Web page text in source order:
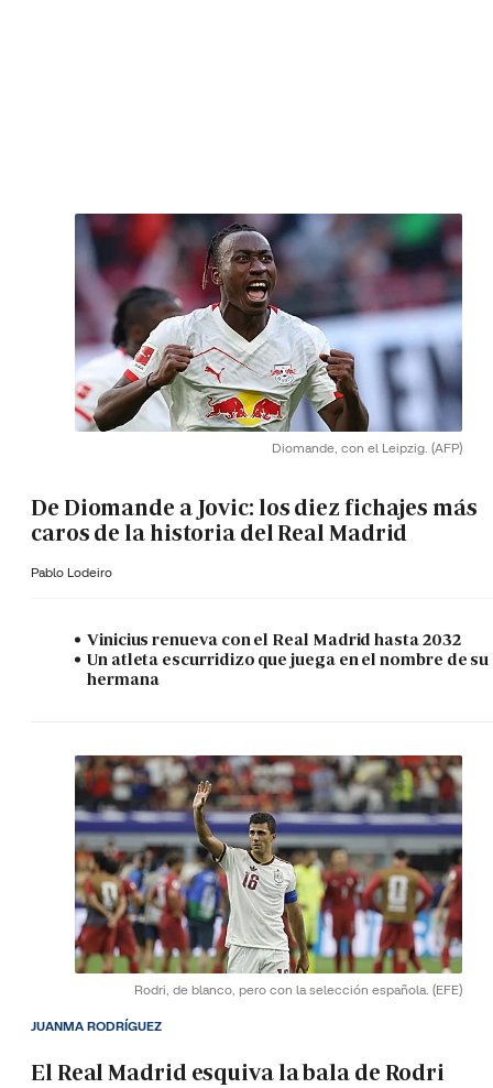
Diomande, con el Leipzig. (AFP)
De Diomande a Jovic: los diez fichajes más
caros de la historia del Real Madrid
Pablo Lodeiro
Vinicius renueva con el Real Madrid hasta 2032
Un atleta escurridizo que juega en el nombre de su
hermana
Rodri, de blanco, pero con la selección española. (EFE)
El Real Madrid esquiva la bala de Rodri
JUANMA RODRÍGUEZ